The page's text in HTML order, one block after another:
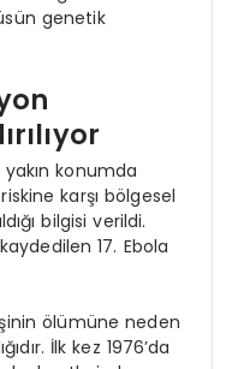
genetik
yakın konumda
karşı bölgesel
bilgisi verildi.
17. Ebola
ölümüne neden
İlk kez 1976’da